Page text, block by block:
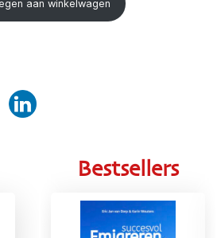
aan winkelwagen
Bestsellers